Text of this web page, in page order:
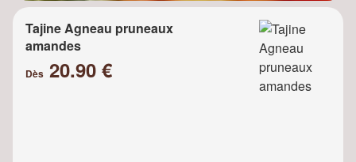
Tajine Agneau pruneaux
amandes
Dès 20.90 €